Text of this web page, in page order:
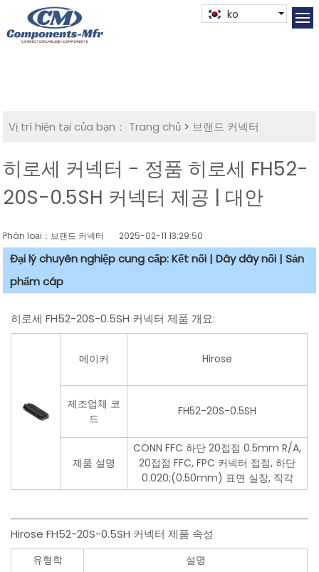
ko
Vị trí hiện tại của bạn： Trang chủ > 브랜드 커넥터
히로세 커넥터 - 정품 히로세 FH52-
20S-0.5SH 커넥터 제공 | 대안
Phân loại：브랜드 커넥터 2025-02-11 13:29:50
Đại lý chuyên nghiệp cung cấp: Kết nối | Dây dây nối | Sản
phẩm cáp
히로세 FH52-20S-0.5SH 커넥터 제품 개요:
메이커 Hirose
제조업체 코
드
FH52-20S-0.5SH
제품 설명
CONN FFC 하단 20접점 0.5mm R/A,
20접점 FFC, FPC 커넥터 접점, 하단
0.020;(0.50mm) 표면 실장, 직각
Hirose FH52-20S-0.5SH 커넥터 제품 속성
유형학 설명